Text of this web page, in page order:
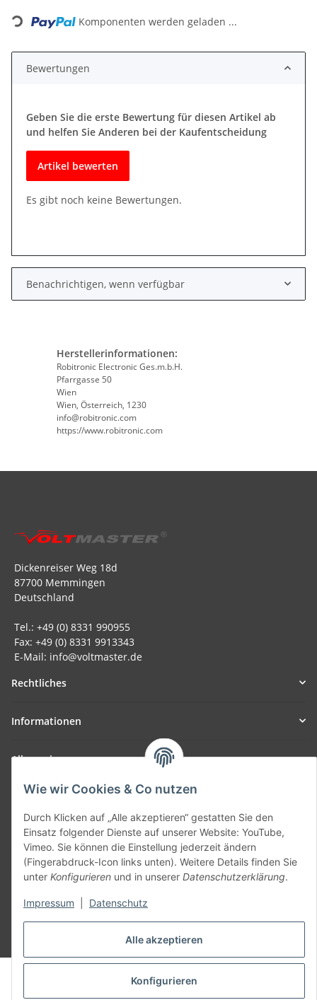
Alle akzeptieren
Konfigurieren
Wie wir Cookies & Co nutzen
Durch Klicken auf „Alle akzeptieren“ gestatten Sie den
Einsatz folgender Dienste auf unserer Website: YouTube,
Vimeo. Sie können die Einstellung jederzeit ändern
(Fingerabdruck-Icon links unten). Weitere Details finden Sie
unter Konfigurieren und in unserer Datenschutzerklärung.
Impressum Datenschutz
Komponenten werden geladen ...
Bewertungen
Geben Sie die erste Bewertung für diesen Artikel ab
und helfen Sie Anderen bei der Kaufentscheidung
Artikel bewerten
Es gibt noch keine Bewertungen.
Benachrichtigen, wenn verfügbar
Herstellerinformationen:
Robitronic Electronic Ges.m.b.H.
Pfarrgasse 50
Wien
Wien, Österreich, 1230
info@robitronic.com
https://www.robitronic.com
Dickenreiser Weg 18d
87700 Memmingen
Deutschland
Tel.: +49 (0) 8331 990955
Fax: +49 (0) 8331 9913343
E-Mail: info@voltmaster.de
Rechtliches
Informationen
Allgemein
Teil unseres Netzwerks:
SmoliTec - Safety. Simplified. Worldwide. ( B2B Shop )
Vertrag widerrufen
* Alle Preise inkl. gesetzlicher USt., zzgl.Versand
© voltmaster.de
Powered byJTL-Shop